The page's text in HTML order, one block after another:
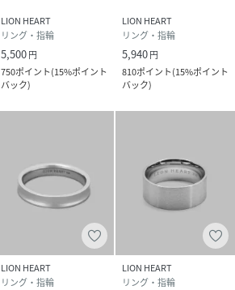
LION HEART
リング・指輪
5,500円
750ポイント(15%ポイント
バック)
LION HEART
リング・指輪
5,940円
810ポイント(15%ポイント
バック)
LION HEART
リング・指輪
LION HEART
リング・指輪